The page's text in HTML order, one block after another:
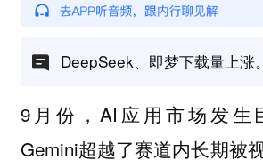
DeepSeek、即梦下载量上涨。
9月份，AI应用市场发生
Gemini超越了赛道内长期被